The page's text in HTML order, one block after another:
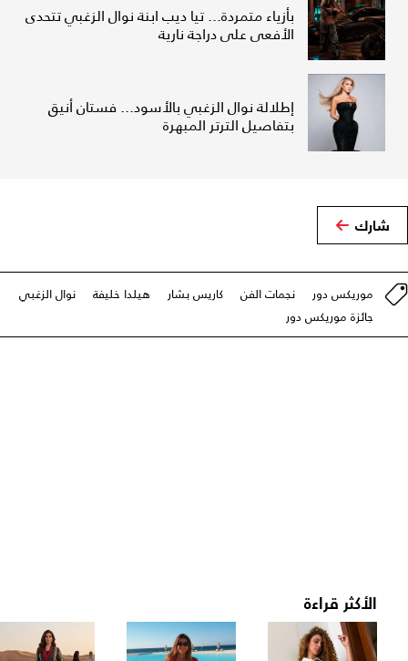
بأزياء متمردة... تيا ديب ابنة نوال الزغبي تتحدى
الأفعى على دراجة نارية
إطلالة نوال الزغبي بالأسود... فستان أنيق
بتفاصيل الترتر المبهرة
شارك
موريكس دور نجمات الفن كاريس بشار هيلدا خليفة
نوال الزغبي
جائزة موريكس دور
الأكثر قراءة